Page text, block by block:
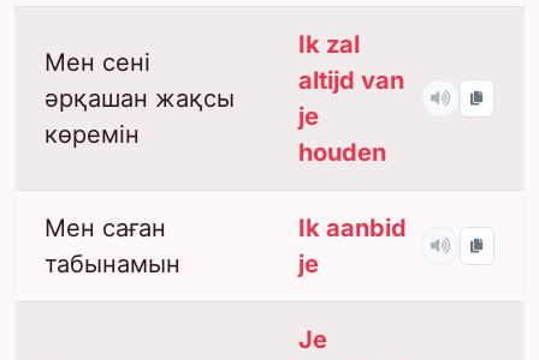
Мен сені
әрқашан жақсы
көремін
Ik zal
altijd van
je
houden
Мен саған
табынамын
Ik aanbid
je
Je